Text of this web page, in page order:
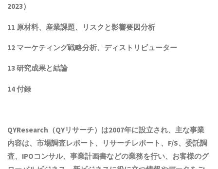
2023）
11 原材料、産業課題、リスクと影響要因分析
12 マーケティング戦略分析、ディストリビューター
13 研究成果と結論
14 付録
QYResearch（QYリサーチ）は2007年に設立され、主な事業
内容は、市場調査レポート、リサーチレポート、F/S、委託調
査、IPOコンサル、事業計画書などの業務を行い、お客様のグ